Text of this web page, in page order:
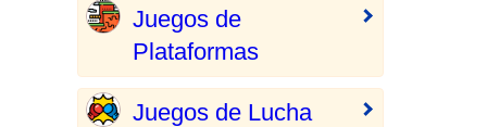
Juegos de
Plataformas
Juegos de Lucha